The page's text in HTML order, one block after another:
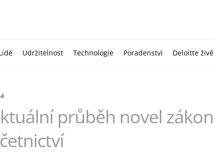
Udržitelnost Technologie Poradenství Deloitte živě
průběh novel